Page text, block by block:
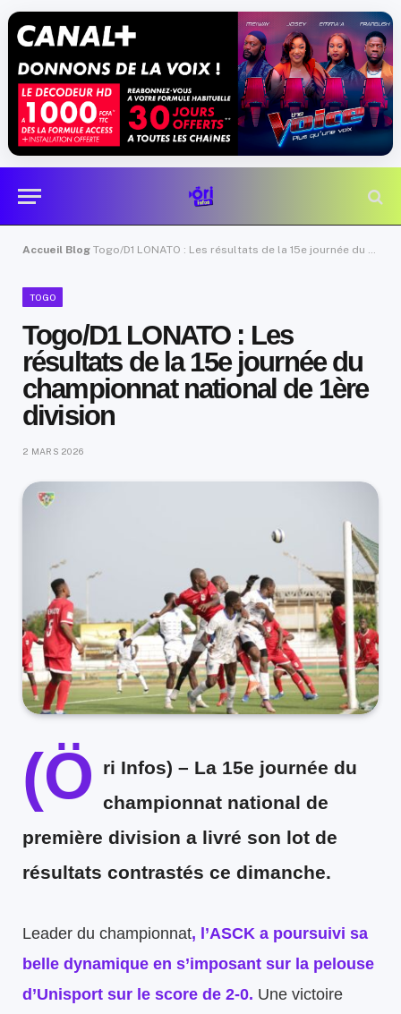
Accueil Blog Togo/D1 LONATO : Les résultats de la 15e journée du championnat national de 1ère division
TOGO
Togo/D1 LONATO : Les
résultats de la 15e journée du
championnat national de 1ère
division
2 MARS 2026
(Ö ri Infos) – La 15e journée du
championnat national de
première division a livré son lot de
résultats contrastés ce dimanche.
Leader du championnat, l’ASCK a poursuivi sa
belle dynamique en s’imposant sur la pelouse
d’Unisport sur le score de 2-0. Une victoire